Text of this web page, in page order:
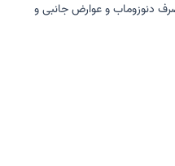
دنوزوماب و عوارض جانبی و